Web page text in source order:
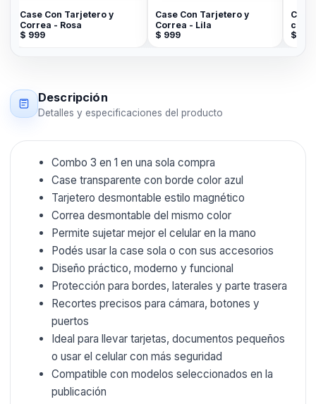
Case Con Tarjetero y
Correa - Rosa
999
Case Con Tarjetero y
Correa - Lila
999
Case
con
799
Descripción
Detalles y especificaciones del producto
Combo 3 en 1 en una sola compra
Case transparente con borde color azul
Tarjetero desmontable estilo magnético
Correa desmontable del mismo color
Permite sujetar mejor el celular en la mano
Podés usar la case sola o con sus accesorios
Diseño práctico, moderno y funcional
Protección para bordes, laterales y parte trasera
Recortes precisos para cámara, botones y
puertos
Ideal para llevar tarjetas, documentos pequeños
o usar el celular con más seguridad
Compatible con modelos seleccionados en la
publicación